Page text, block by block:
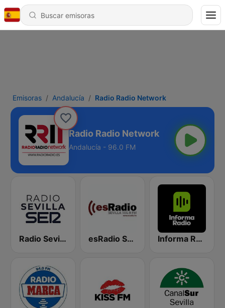
Emisoras Andalucía Radio Radio Network
Radio Radio Network
Andalucía - 96.0 FM
Radio Sevilla SER esRadio Sevilla Informa Radio